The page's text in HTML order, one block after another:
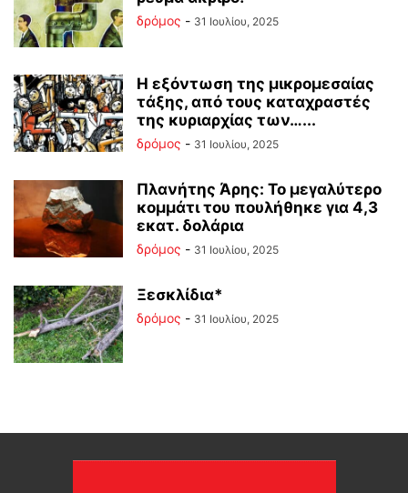
δρόμος - 31 Ιουλίου, 2025
Η εξόντωση της μικρομεσαίας
τάξης, από τους καταχραστές
της κυριαρχίας των…...
δρόμος - 31 Ιουλίου, 2025
Πλανήτης Άρης: Το μεγαλύτερο
κομμάτι του πουλήθηκε για 4,3
εκατ. δολάρια
δρόμος - 31 Ιουλίου, 2025
Ξεσκλίδια*
δρόμος - 31 Ιουλίου, 2025